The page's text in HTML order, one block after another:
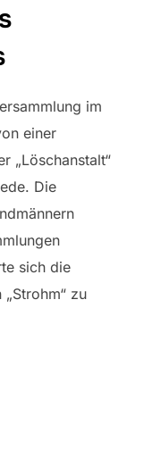
im
einer
„Löschanstalt“
Die
sich die
zu